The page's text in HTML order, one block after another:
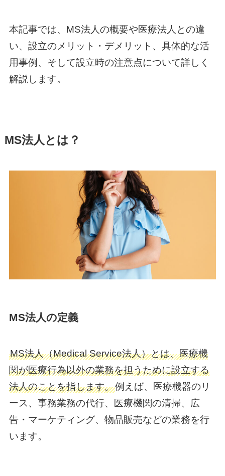
本記事では、MS法人の概要や医療法人との違
い、設立のメリット・デメリット、具体的な活
用事例、そして設立時の注意点について詳しく
解説します。
MS法人とは？
MS法人の定義
MS法人（Medical Service法人）とは、医療機
関が医療行為以外の業務を担うために設立する
法人のことを指します。例えば、医療機器のリ
ース、事務業務の代行、医療機関の清掃、広
告・マーケティング、物品販売などの業務を行
います。